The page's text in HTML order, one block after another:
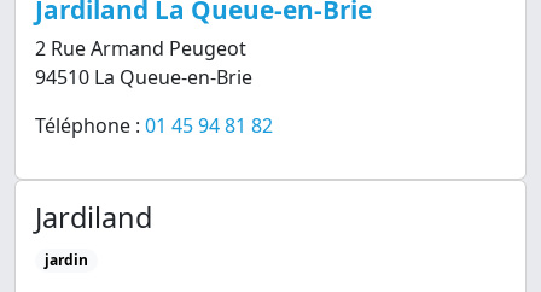
Jardiland La Queue-en-Brie
2 Rue Armand Peugeot
94510 La Queue-en-Brie
Téléphone : 01 45 94 81 82
Jardiland
jardin